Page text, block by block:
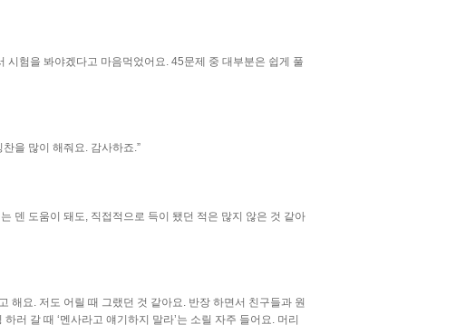
시험을 봐야겠다고 마음먹었어요. 45문제 중 대부분은 쉽게 풀
을 많이 해줘요. 감사하죠.”
덴 도움이 돼도, 직접적으로 득이 됐던 적은 많지 않은 것 같아
해요. 저도 어릴 때 그랬던 것 같아요. 반장 하면서 친구들과 원
러 갈 때 ‘멘사라고 얘기하지 말라’는 소릴 자주 들어요. 머리